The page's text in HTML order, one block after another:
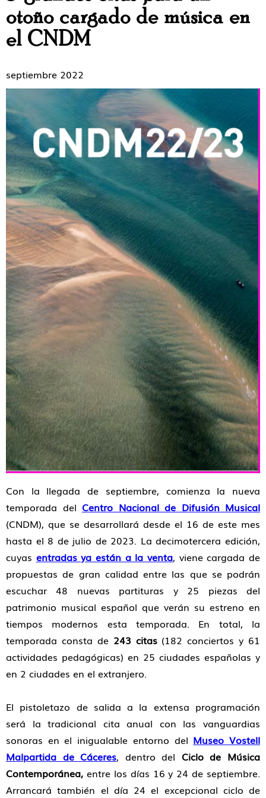
otoño cargado de música en
el CNDM
septiembre 2022
Con la llegada de septiembre, comienza la nueva
temporada del Centro Nacional de Difusión Musical
(CNDM), que se desarrollará desde el 16 de este mes
hasta el 8 de julio de 2023. La decimotercera edición,
cuyas entradas ya están a la venta, viene cargada de
propuestas de gran calidad entre las que se podrán
escuchar 48 nuevas partituras y 25 piezas del
patrimonio musical español que verán su estreno en
tiempos modernos esta temporada. En total, la
temporada consta de 243 citas(182 conciertos y 61
actividades pedagógicas) en 25 ciudades españolas y
en 2 ciudades en el extranjero.
El pistoletazo de salida a la extensa programación
será la tradicional cita anual con las vanguardias
sonoras en el inigualable entorno del Museo Vostell
Malpartida de Cáceres, dentro del Ciclo de Música
Contemporánea, entre los días 16 y 24 de septiembre.
Arrancará también el día 24 el excepcional ciclo de